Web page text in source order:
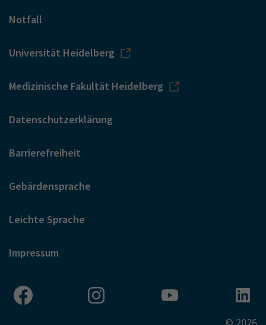
Notfall
Universität Heidelberg
Medizinische Fakultät Heidelberg
Datenschutzerklärung
Barrierefreiheit
Gebärdensprache
Leichte Sprache
Impressum